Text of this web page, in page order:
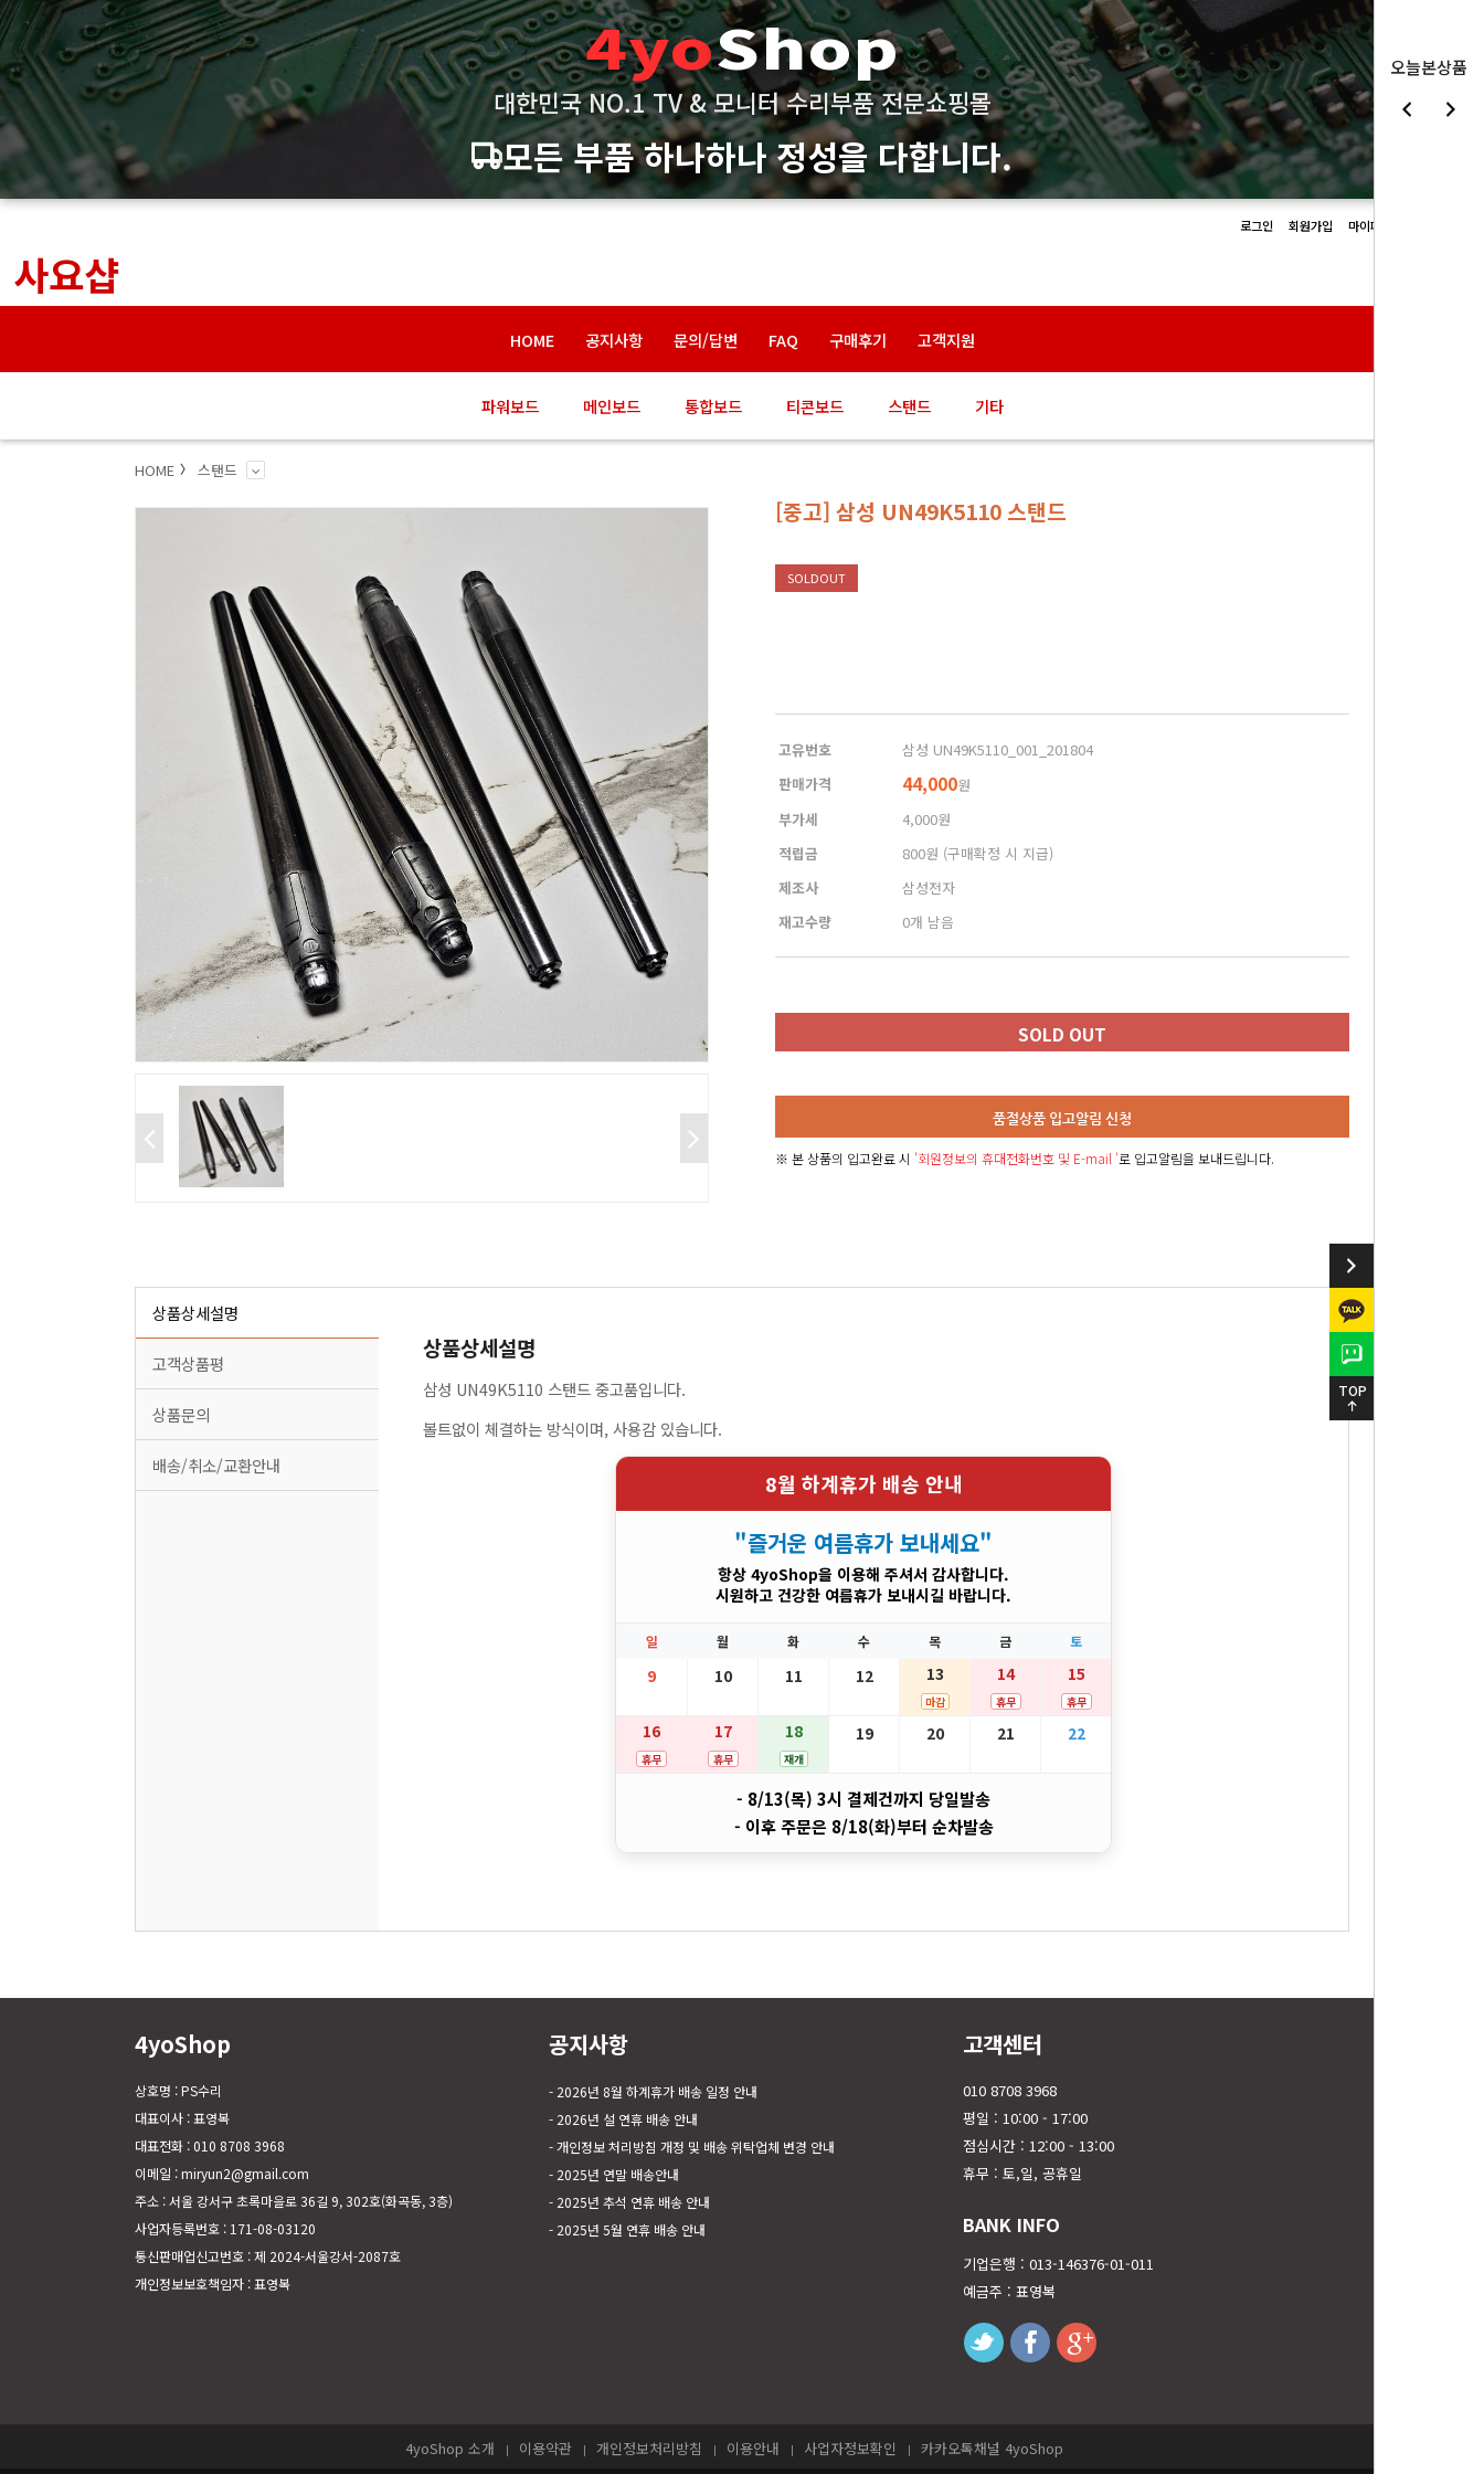
4yoShop
대한민국 NO.1 TV & 모니터 수리부품 전문쇼핑몰
모든 부품 하나하나 정성을 다합니다.
사요샵
로그인 회원가입 마이페이지
HOME 공지사항 문의/답변 FAQ 구매후기 고객지원
파워보드 메인보드 통합보드 티콘보드 스탠드 기타
HOME 스탠드
[중고] 삼성 UN49K5110 스탠드
SOLDOUT
고유번호
삼성 UN49K5110_001_201804
판매가격
44,000원
부가세
4,000원
적립금
800원 (구매확정 시 지급)
제조사
삼성전자
재고수량
0개 남음
SOLD OUT
품절상품 입고알림 신청
※ 본 상품의 입고완료 시 '회원정보의 휴대전화번호 및 E-mail '로 입고알림을 보내드립니다.
상품상세설명
고객상품평
상품문의
배송/취소/교환안내
상품상세설명
삼성 UN49K5110 스탠드 중고품입니다.
볼트없이 체결하는 방식이며, 사용감 있습니다.
8월 하계휴가 배송 안내
"즐거운 여름휴가 보내세요"
항상 4yoShop을 이용해 주셔서 감사합니다.
시원하고 건강한 여름휴가 보내시길 바랍니다.
일 월 화 수 목 금 토
9 10 11 12 13
마감
14
휴무
15
휴무
16
휴무
17
휴무
18
재개
19 20 21 22
- 8/13(목) 3시 결제건까지 당일발송
- 이후 주문은 8/18(화)부터 순차발송
4yoShop
상호명 : PS수리
대표이사 : 표영복
대표전화 : 010 8708 3968
이메일 : miryun2@gmail.com
주소 : 서울 강서구 초록마을로 36길 9, 302호(화곡동, 3층)
사업자등록번호 : 171-08-03120
통신판매업신고번호 : 제 2024-서울강서-2087호
개인정보보호책임자 : 표영복
공지사항
2026년 8월 하계휴가 배송 일정 안내
2026년 설 연휴 배송 안내
개인정보 처리방침 개정 및 배송 위탁업체 변경 안내
2025년 연말 배송안내
2025년 추석 연휴 배송 안내
2025년 5월 연휴 배송 안내
고객센터
010 8708 3968
평일 : 10:00 - 17:00
점심시간 : 12:00 - 13:00
휴무 : 토,일, 공휴일
BANK INFO
기업은행 : 013-146376-01-011
예금주 : 표영복
twitterfacebook
4yoShop 소개 이용약관 개인정보처리방침 이용안내 사업자정보확인 카카오톡채널 4yoShop
TOP
오늘본상품